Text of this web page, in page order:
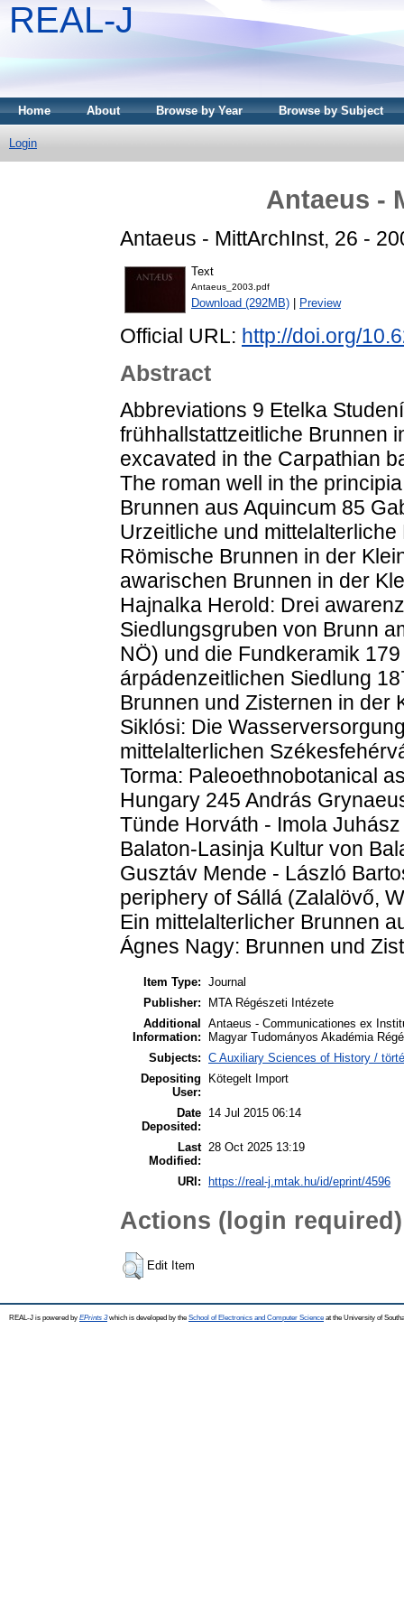
REAL-J
Home About Browse by Year Browse by Subject
Login
Antaeus -
Antaeus - MittArchInst, 26 -
Text
Antaeus_2003.pdf
Download (292MB) Preview
Official URL: http://doi.org/
Abstract
Abbreviations 9 Etelka
frühhallstattzeitliche Brunnen
excavated in the Carpathian
The roman well in the
Brunnen aus Aquincum 85
Urzeitliche und
Römische Brunnen in der
awarischen Brunnen in der
Hajnalka Herold: Drei
Siedlungsgruben von Brunn
NÖ) und die Fundkeramik
árpádenzeitlichen Siedlung
Brunnen und Zisternen in der
Siklósi: Die
mittelalterlichen
Torma: Paleoethnobotanical
Hungary 245 András
Tünde Horváth - Imola
Balaton-Lasinja Kultur von
Gusztáv Mende - László
periphery of Sállá (Zalalövő,
Ein mittelalterlicher Brunnen
Ágnes Nagy: Brunnen und
Item Type: Journal
Publisher:
MTA Régészeti Intézete
Additional
Information:
Antaeus - Communicationes ex
Magyar Tudományos Akadémia
Subjects: C Auxiliary Sciences of History /
Depositing
User:
Kötegelt Import
Date
Deposited:
14 Jul 2015 06:14
Last
Modified:
28 Oct 2025 13:19
URI: https://real-j.mtak.hu/id/eprint/4596
Actions (login required)
Edit Item
REAL-J is powered by EPrints 3which is developed by the School of Electronics and Computer Science at the University of